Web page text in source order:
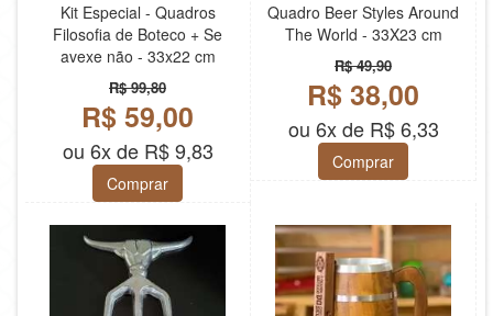
Kit Especial - Quadros
Filosofia de Boteco + Se
avexe não - 33x22 cm
R$ 99,80
R$ 59,00
ou 6x de R$ 9,83
Comprar
Quadro Beer Styles Around
The World - 33X23 cm
R$ 49,90
R$ 38,00
ou 6x de R$ 6,33
Comprar